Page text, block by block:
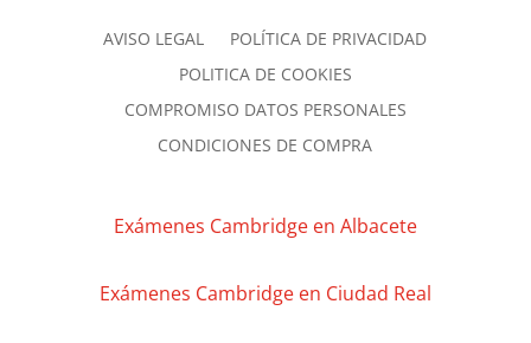
AVISO LEGAL
POLÍTICA DE PRIVACIDAD
POLITICA DE COOKIES
COMPROMISO DATOS PERSONALES
CONDICIONES DE COMPRA
Exámenes Cambridge en Albacete
Exámenes Cambridge en Ciudad Real